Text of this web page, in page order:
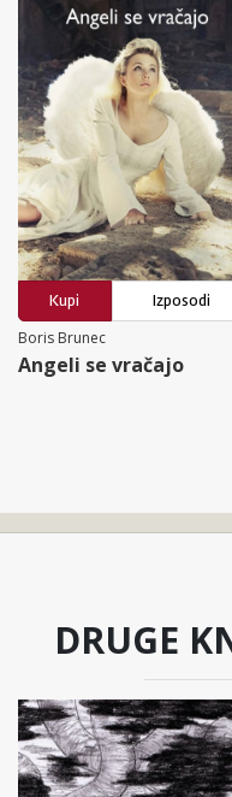
Kupi
Izposodi
Boris Brunec
Angeli se vračajo
DRUGE